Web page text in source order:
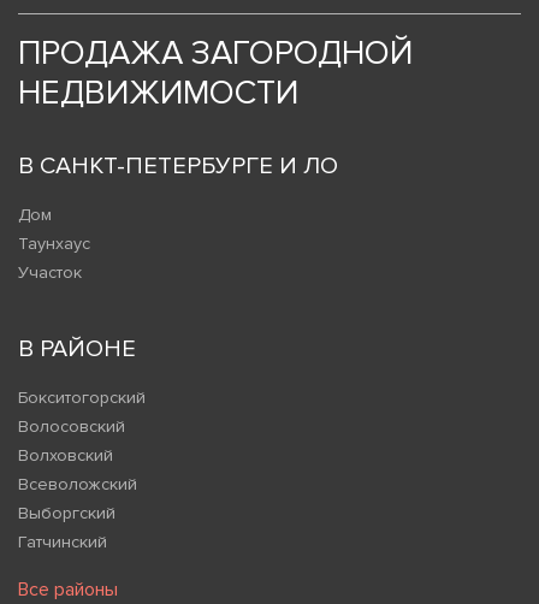
ПРОДАЖА ЗАГОРОДНОЙ
НЕДВИЖИМОСТИ
В САНКТ-ПЕТЕРБУРГЕ И ЛО
Дом
Таунхаус
Участок
В РАЙОНЕ
Бокситогорский
Волосовский
Волховский
Всеволожский
Выборгский
Гатчинский
Все районы